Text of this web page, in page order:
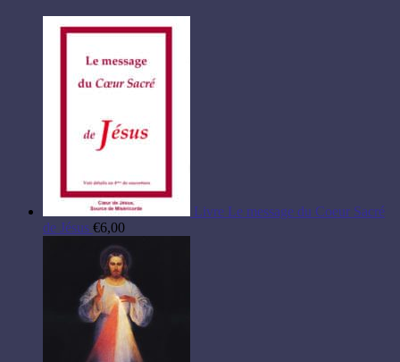
Livre Le message du Coeur Sacré
de Jésus €6,00